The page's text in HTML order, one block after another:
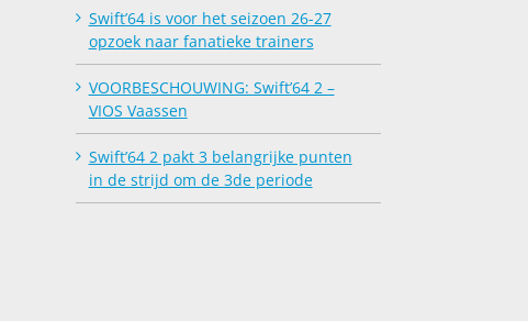
Swift’64 is voor het seizoen 26-27
opzoek naar fanatieke trainers
VOORBESCHOUWING: Swift’64 2 –
VIOS Vaassen
Swift’64 2 pakt 3 belangrijke punten
in de strijd om de 3de periode